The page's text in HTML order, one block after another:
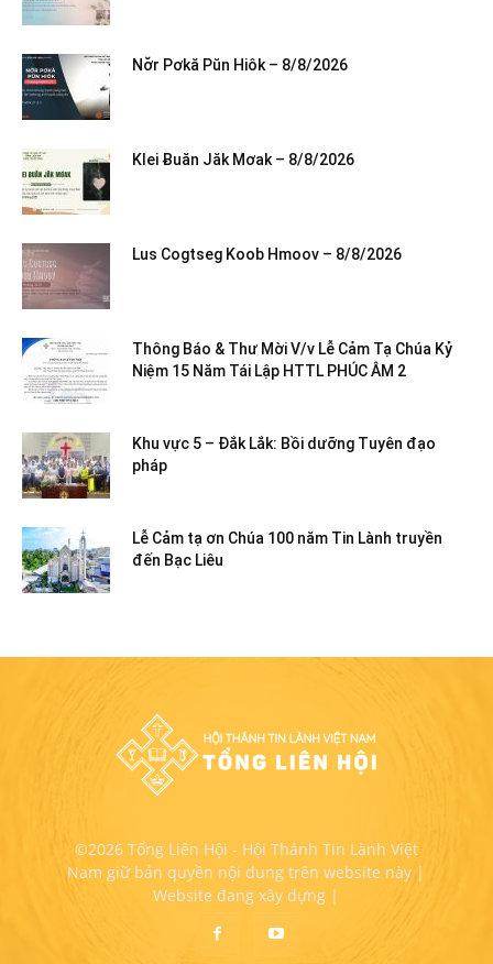
Nơ̆r Pơkă Pŭn Hiôk – 8/8/2026
Klei Ƀuăn Jăk Mơak – 8/8/2026
Lus Cogtseg Koob Hmoov – 8/8/2026
Thông Báo & Thư Mời V/v Lễ Cảm Tạ Chúa Kỷ
Niệm 15 Năm Tái Lập HTTL PHÚC ÂM 2
Khu vực 5 – Đắk Lắk: Bồi dưỡng Tuyên đạo
pháp
Lễ Cảm tạ ơn Chúa 100 năm Tin Lành truyền
đến Bạc Liêu
©2026 Tổng Liên Hội - Hội Thánh Tin Lành Việt
Nam giữ bản quyền nội dung trên website này |
Website đang xây dựng |